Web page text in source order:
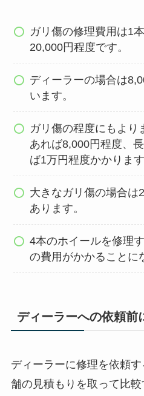
ガリ傷の修理費用は1
20,000円程度です。
ディーラーの場合は
います。
ガリ傷の程度にもより
あれば8,000円程度、
ば1万円程度かかります
大きなガリ傷の場合は
あります。
4本のホイールを修理
の費用がかかることに
ディーラーへの依頼前
ディーラーに修理を依頼
舗の見積もりを取って比